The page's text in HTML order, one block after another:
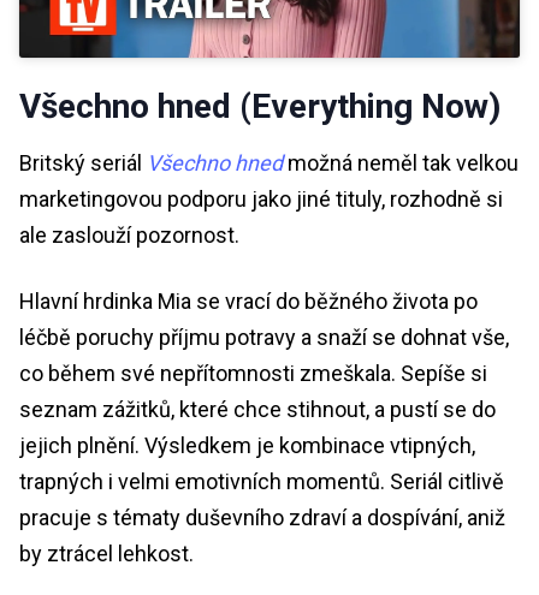
Všechno hned (Everything Now)
Britský seriál Všechno hnedmožná neměl tak velkou
marketingovou podporu jako jiné tituly, rozhodně si
ale zaslouží pozornost.
Hlavní hrdinka Mia se vrací do běžného života po
léčbě poruchy příjmu potravy a snaží se dohnat vše,
co během své nepřítomnosti zmeškala. Sepíše si
seznam zážitků, které chce stihnout, a pustí se do
jejich plnění. Výsledkem je kombinace vtipných,
trapných i velmi emotivních momentů. Seriál citlivě
pracuje s tématy duševního zdraví a dospívání, aniž
by ztrácel lehkost.